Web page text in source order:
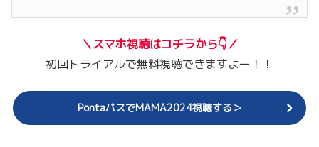
＼スマホ視聴はコチラから👇／
初回トライアルで無料視聴できますよー！！
PontaパスでMAMA2024視聴する＞